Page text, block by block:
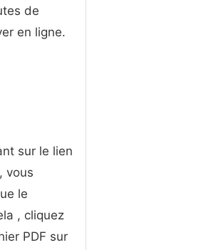
de
en ligne.
sur le lien
vous
le
, cliquez
PDF sur